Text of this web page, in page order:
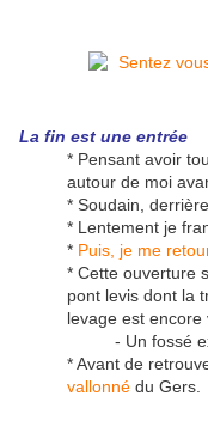
La fin est une entrée
* Pensant avoir
autour de moi
* Soudain,
* Lentement je
* Puis, je me
* Cette ouverture
pont levis dont la
levage est encore
- Un fossé
* Avant de
vallonné du Gers.